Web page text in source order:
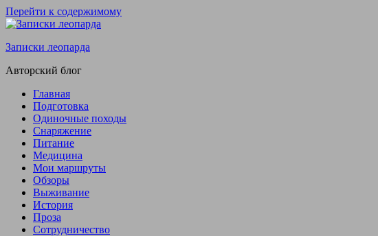
Перейти к содержимому
Записки леопарда
Авторский блог
Главная
Подготовка
Одиночные походы
Снаряжение
Питание
Медицина
Мои маршруты
Обзоры
Выживание
История
Проза
Сотрудничество